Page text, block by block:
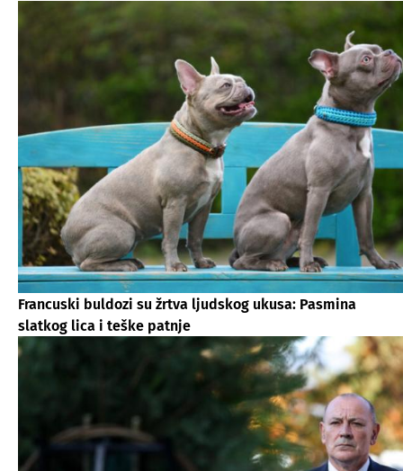
Francuski buldozi su žrtva ljudskog ukusa: Pasmina
slatkog lica i teške patnje